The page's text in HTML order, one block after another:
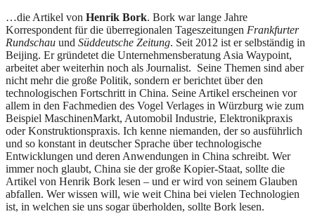
…die Artikel von Henrik Bork. Bork war lange Jahre
Korrespondent für die überregionalen Tageszeitungen Frankfurter
Rundschau und Süddeutsche Zeitung. Seit 2012 ist er selbständig in
Beijing. Er gründetet die Unternehmensberatung Asia Waypoint,
arbeitet aber weiterhin noch als Journalist. Seine Themen sind aber
nicht mehr die große Politik, sondern er berichtet über den
technologischen Fortschritt in China. Seine Artikel erscheinen vor
allem in den Fachmedien des Vogel Verlages in Würzburg wie zum
Beispiel MaschinenMarkt, Automobil Industrie, Elektronikpraxis
oder Konstruktionspraxis. Ich kenne niemanden, der so ausführlich
und so konstant in deutscher Sprache über technologische
Entwicklungen und deren Anwendungen in China schreibt. Wer
immer noch glaubt, China sie der große Kopier-Staat, sollte die
Artikel von Henrik Bork lesen – und er wird von seinem Glauben
abfallen. Wer wissen will, wie weit China bei vielen Technologien
ist, in welchen sie uns sogar überholden, sollte Bork lesen.